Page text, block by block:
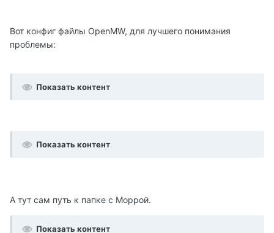
Вот конфиг файлы OpenMW, для лучшего понимания
проблемы:
Показать контент
Показать контент
А тут сам путь к папке с Моррой.
Показать контент